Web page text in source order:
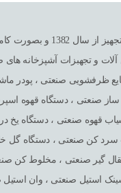
شرکت تهران تجهیز از
و تجهبزات آشپزخانه
ظرفشویی صنعتی ، پودر
صنعتی ، دستگاه قهوه
قهوه صنعتی ، دستگاه یخ
کن صنعتی ، دستگاه گل
گیر صنعتی ، مخلوط کن
استیل صنعتی ، وان